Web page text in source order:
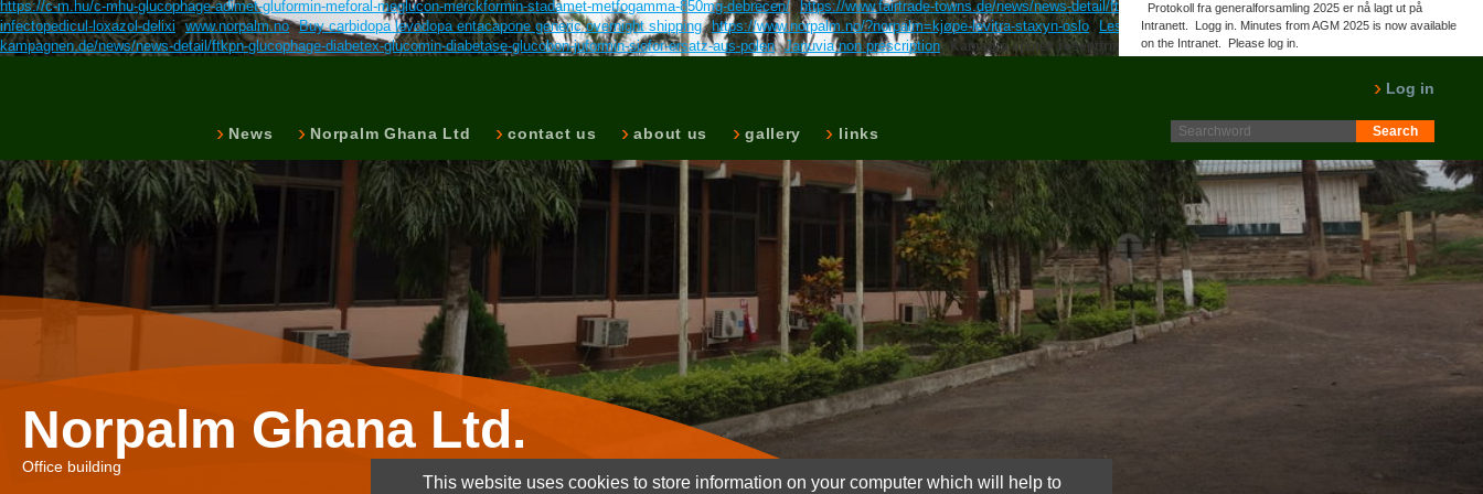
https://c-m.hu/c-mhu-glucophage-adimet-gluformin-meforal-meglucon-merckformin-stadamet-metfogamma-850mg-debrecen/
https://www.fairtrade-towns.de/news/news-detail/fttws-gibt-es-alternativen-zu-acticin-infectoscab-
infectopedicul-loxazol-delixi
www.norpalm.no Buy carbidopa levodopa entacapone generic overnight shipping https://www.norpalm.no/?norpalm=kjøpe-levitra-staxyn-oslo Les Flere Innlegg https://www.fairtrade-
kampagnen.de/news/news-detail/ftkpn-glucophage-diabetex-glucomin-diabetase-glucobon-juformin-siofor-ersatz-aus-polen Januvia non prescription Kamagra apotek reseptfritt
News Norpalm Ghana Ltd contact us about us gallery links
Log in
Protokoll fra generalforsamling 2025 er nå lagt ut på
Intranett. Logg in. Minutes from AGM 2025 is now available
on the Intranet. Please log in.
Norpalm Ghana Ltd.
Office building
This website uses cookies to store information on your computer which will help to